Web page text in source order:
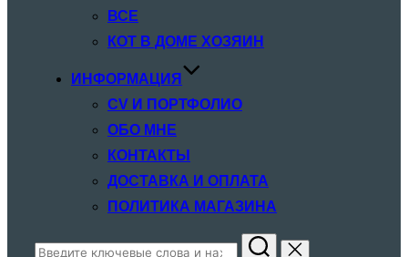
ВСЕ
КОТ В ДОМЕ ХОЗЯИН
ИНФОРМАЦИЯ
CV И ПОРТФОЛИО
ОБО МНЕ
КОНТАКТЫ
ДОСТАВКА И ОПЛАТА
ПОЛИТИКА МАГАЗИНА
Поиск